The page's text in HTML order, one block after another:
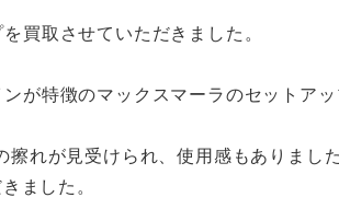
買取させていただきました。
が特徴のマックスマーラのセットア
れが見受けられ、使用感もありまし
ました。